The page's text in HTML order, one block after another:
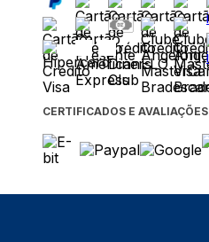
CERTIFICADOS E AVALIAÇÕES